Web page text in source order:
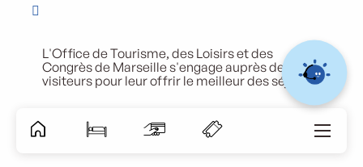
L'Office de Tourisme, des Loisirs et des
Congrès de Marseille s'engage auprès de ses
visiteurs pour leur offrir le meilleur des séjours.